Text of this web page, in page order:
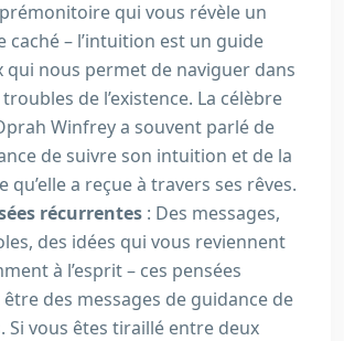
qui vous révèle un
caché – l’intuition est un guide
qui nous permet de naviguer dans
de l’existence. La célèbre
Winfrey a souvent parlé de
de suivre son intuition et de la
qu’elle a reçue à travers ses rêves.
récurrentes : Des messages,
des idées qui vous reviennent
à l’esprit – ces pensées
des messages de guidance de
Si vous êtes tiraillé entre deux